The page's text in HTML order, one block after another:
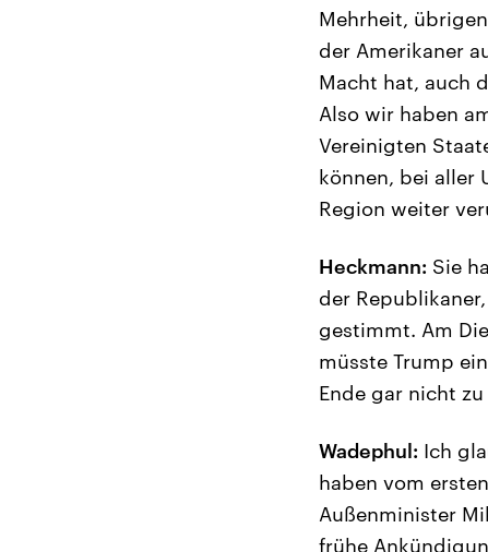
Mehrheit,
der Amerikaner
Macht hat, auch
Also wir haben
Vereinigten
können, bei aller
Region weiter
Heckmann: Sie
der
gestimmt. Am
müsste Trump
Ende gar nicht
Wadephul: Ich
haben vom
Außenminister
frühe